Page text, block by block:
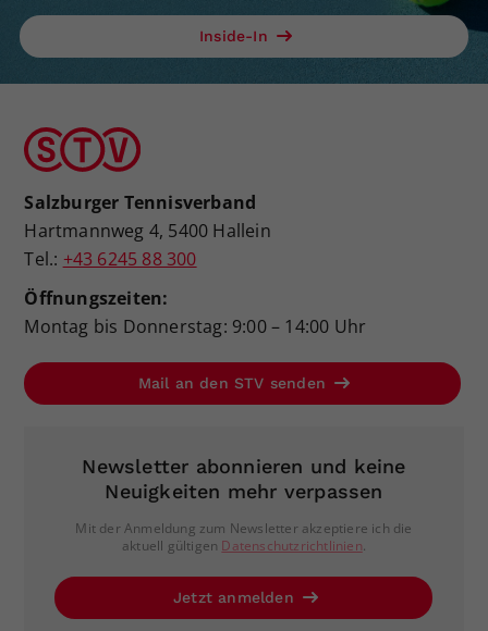
Inside-In
Salzburger Tennisverband
Hartmannweg 4, 5400 Hallein
Tel.: +43 6245 88 300
Öffnungszeiten:
Montag bis Donnerstag: 9:00 – 14:00 Uhr
Mail an den STV senden
Newsletter abonnieren und keine
Neuigkeiten mehr verpassen
Mit der Anmeldung zum Newsletter akzeptiere ich die
aktuell gültigen Datenschutzrichtlinien.
Jetzt anmelden